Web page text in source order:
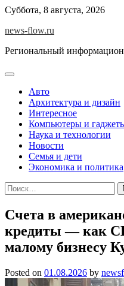
Skip
content
Суббота, 8 августа, 2026
news-flow.ru
Региональный
Авто
Архитектура и дизайн
Интересное
Компьютеры и
Наука и технологии
Новости
Семья и дети
Экономика и политика
Найти:
Счета в
кредиты — как
малому бизнесу
Posted on 01.08.2026 by